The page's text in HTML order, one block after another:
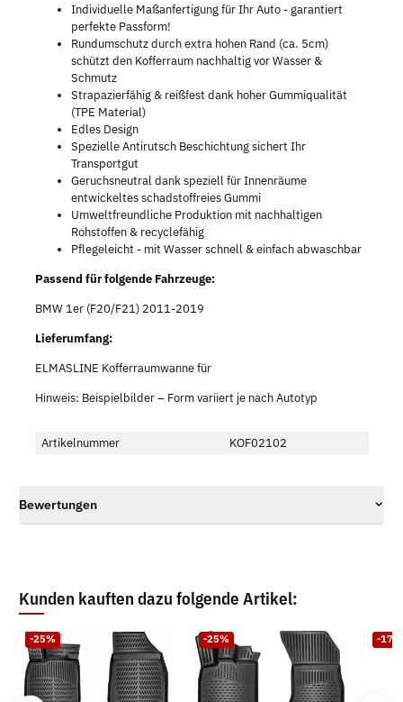
Individuelle Maßanfertigung für Ihr Auto - garantiert
perfekte Passform!
Rundumschutz durch extra hohen Rand (ca. 5cm)
schützt den Kofferraum nachhaltig vor Wasser &
Schmutz
Strapazierfähig & reißfest dank hoher Gummiqualität
(TPE Material)
Edles Design
Spezielle Antirutsch Beschichtung sichert Ihr
Transportgut
Geruchsneutral dank speziell für Innenräume
entwickeltes schadstoffreies Gummi
Umweltfreundliche Produktion mit nachhaltigen
Rohstoffen & recyclefähig
Pflegeleicht - mit Wasser schnell & einfach abwaschbar
Passend für folgende Fahrzeuge:
BMW 1er (F20/F21) 2011-2019
Lieferumfang:
ELMASLINE Kofferraumwanne für
Hinweis: Beispielbilder – Form variiert je nach Autotyp
Artikelnummer KOF02102
Bewertungen
Kunden kauften dazu folgende Artikel:
-25% -25% -17%